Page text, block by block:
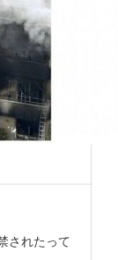
されたって